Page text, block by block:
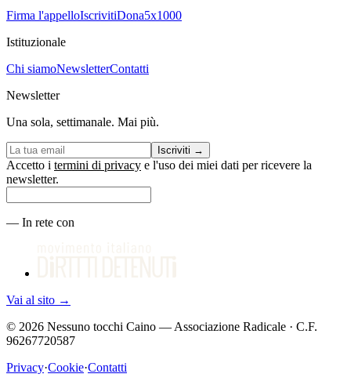
Firma l'appelloIscrivitiDona5x1000
Istituzionale
Chi siamoNewsletterContatti
Newsletter
Una sola, settimanale. Mai più.
Iscriviti →
Accetto i termini di privacy e l'uso dei miei dati per ricevere la
newsletter.
— In rete con
Vai al sito →
© 2026 Nessuno tocchi Caino — Associazione Radicale · C.F.
96267720587
Privacy·Cookie·Contatti